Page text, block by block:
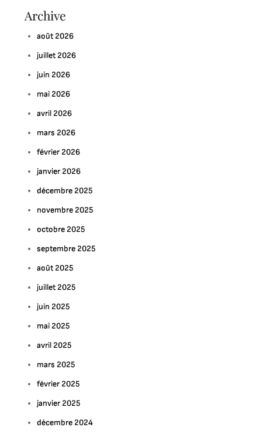
Archive
août 2026
juillet 2026
juin 2026
mai 2026
avril 2026
mars 2026
février 2026
janvier 2026
décembre 2025
novembre 2025
octobre 2025
septembre 2025
août 2025
juillet 2025
juin 2025
mai 2025
avril 2025
mars 2025
février 2025
janvier 2025
décembre 2024